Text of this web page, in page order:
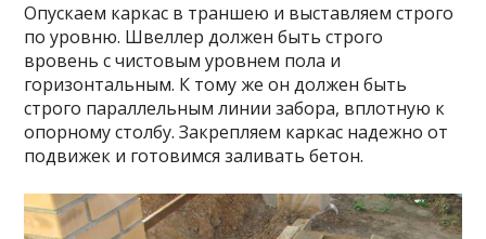
Опускаем каркас в траншею и выставляем строго
по уровню. Швеллер должен быть строго
вровень с чистовым уровнем пола и
горизонтальным. К тому же он должен быть
строго параллельным линии забора, вплотную к
опорному столбу. Закрепляем каркас надежно от
подвижек и готовимся заливать бетон.